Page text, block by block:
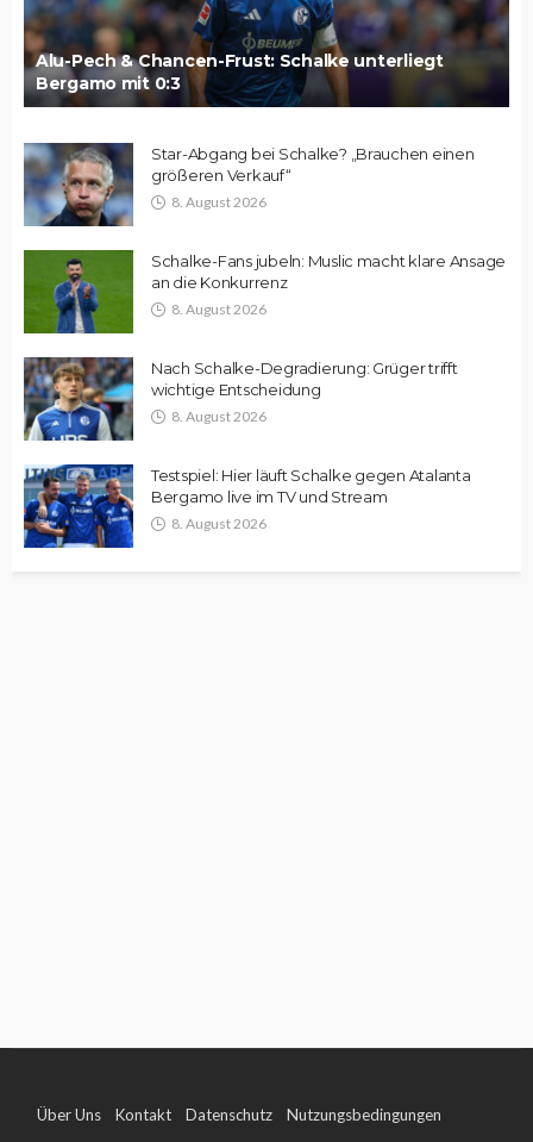
Alu-Pech & Chancen-Frust: Schalke unterliegt
Bergamo mit 0:3
Star-Abgang bei Schalke? „Brauchen einen
größeren Verkauf“
8. August 2026
Schalke-Fans jubeln: Muslic macht klare Ansage
an die Konkurrenz
8. August 2026
Nach Schalke-Degradierung: Grüger trifft
wichtige Entscheidung
8. August 2026
Testspiel: Hier läuft Schalke gegen Atalanta
Bergamo live im TV und Stream
8. August 2026
Über Uns Kontakt Datenschutz Nutzungsbedingungen